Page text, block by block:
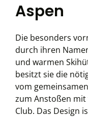
Aspen
Die besonders
durch ihren
und warmen
besitzt sie die
vom
zum Anstoßen
Club. Das Design